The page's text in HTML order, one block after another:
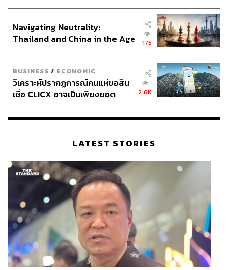
Navigating Neutrality:
Thailand and China in the Age
175
BUSINESS / ECONOMIC
วิเคราะห์ปรากฏการณ์คนแห่ขอสิน
เชื่อ CLICX อาจเป็นเพียงยอด
เรือนไทยที่ถูกซุกไว้
2.6K
LATEST STORIES